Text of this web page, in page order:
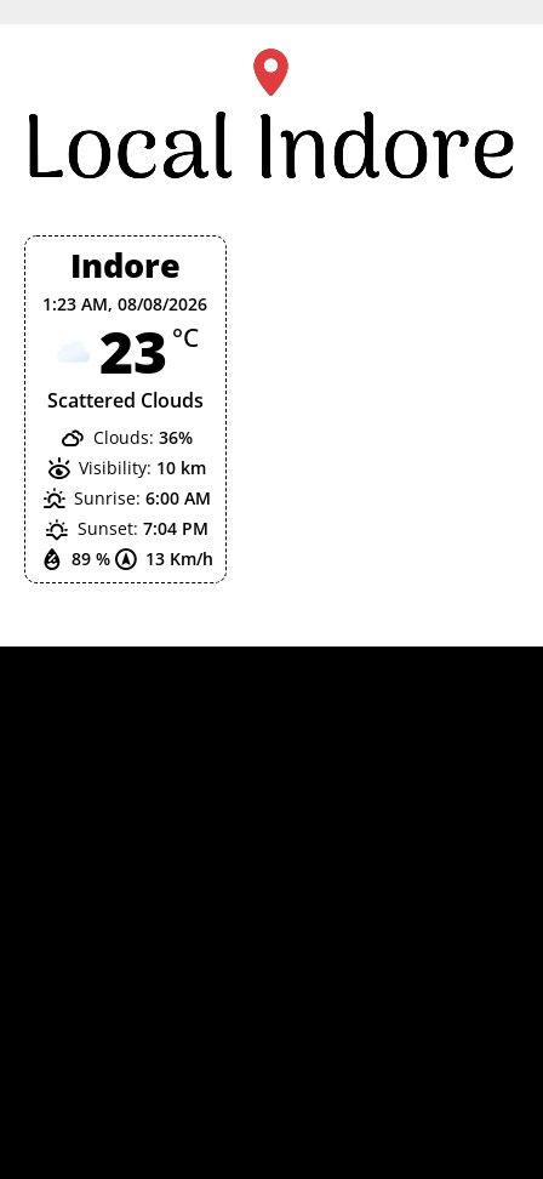
Indore
1:23 AM,08/08/2026
23 °C
Scattered Clouds
89 % 13 Km/h
Clouds: 36%
Visibility: 10 km
Sunrise: 6:00 AM
Sunset: 7:04 PM